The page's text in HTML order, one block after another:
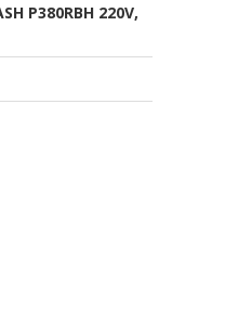
P380RBH 220V,